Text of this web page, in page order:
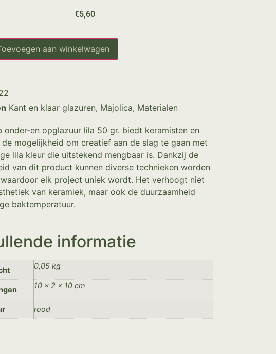
€5,60
aan winkelwagen
Kant en klaar glazuren, Majolica, Materialen
onder-en opglazuur lila 50 gr. biedt keramisten en
mogelijkheid om creatief aan de slag te gaan met
lila kleur die uitstekend mengbaar is. Dankzij de
van dit product kunnen diverse technieken worden
elk project uniek wordt. Het verhoogt niet
van keramiek, maar ook de duurzaamheid
baktemperatuur.
informatie
0,05 kg
10 × 2 × 10 cm
rood